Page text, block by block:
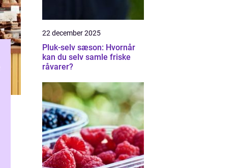
22 december 2025
Pluk-selv sæson: Hvornår
kan du selv samle friske
råvarer?